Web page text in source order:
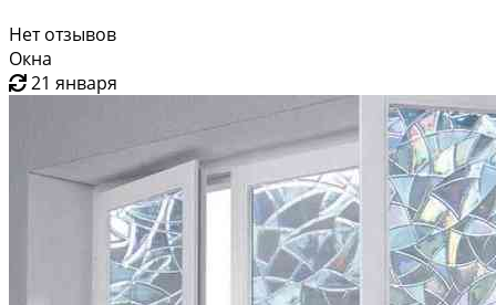
Нет отзывов
Окна
21 января